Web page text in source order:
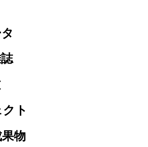
ト
物